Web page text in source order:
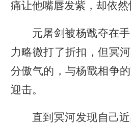
痛让他嘴唇发紫，却依然
元屠剑被杨戬夺在
力略微打了折扣，但冥
分傲气的，与杨戬相争
迎击。
直到冥河发现自己